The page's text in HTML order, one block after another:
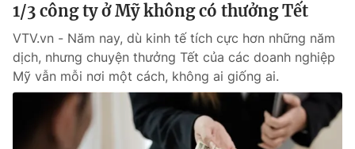
1/3 công ty ở Mỹ không có thưởng Tết
VTV.vn - Năm nay, dù kinh tế tích cực hơn những năm
dịch, nhưng chuyện thưởng Tết của các doanh nghiệp
Mỹ vẫn mỗi nơi một cách, không ai giống ai.